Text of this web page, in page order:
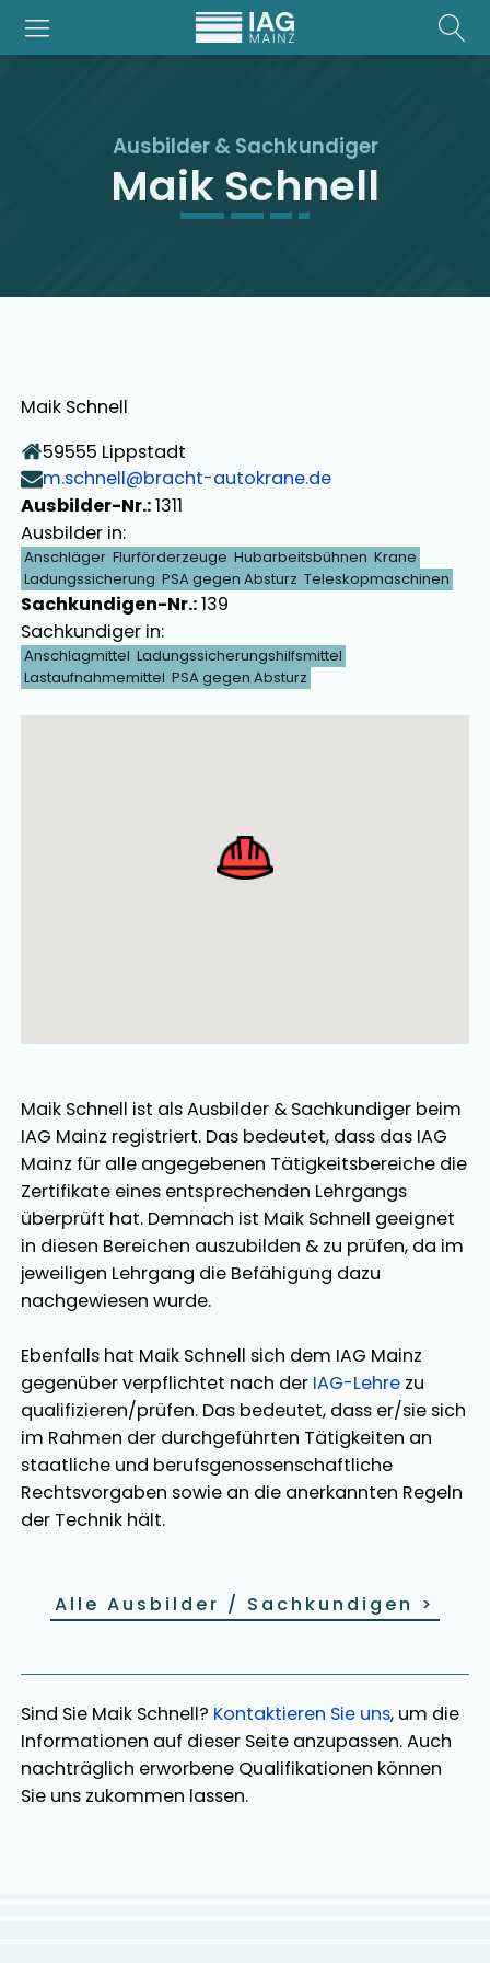
Ausbilder& Sachkundiger
Maik Schnell
Maik Schnell
59555 Lippstadt
m.schnell@bracht-autokrane.de
Ausbilder-Nr.:1311
Ausbilder in:
Anschläger Flurförderzeuge Hubarbeitsbühnen Krane
Ladungssicherung PSA gegen Absturz Teleskopmaschinen
Sachkundigen-Nr.:139
Sachkundiger in:
Anschlagmittel Ladungssicherungshilfsmittel
Lastaufnahmemittel PSA gegen Absturz
Maik Schnell ist alsAusbilder & Sachkundiger beim
IAG Mainz registriert. Das bedeutet, dass das IAG
Mainz für alle angegebenen Tätigkeitsbereiche die
Zertifikate eines entsprechenden Lehrgangs
überprüft hat. Demnach ist Maik Schnell geeignet
in diesen Bereichen auszubilden & zu prüfen, da im
jeweiligen Lehrgang die Befähigung dazu
nachgewiesen wurde.
Ebenfalls hat Maik Schnell sich dem IAG Mainz
gegenüber verpflichtet nach der IAG-Lehre zu
qualifizieren/prüfen. Das bedeutet, dass er/sie sich
im Rahmen der durchgeführten Tätigkeiten an
staatliche und berufsgenossenschaftliche
Rechtsvorgaben sowie an die anerkannten Regeln
der Technik hält.
Alle Ausbilder / Sachkundigen >
Sind Sie Maik Schnell? Kontaktieren Sie uns, um die
Informationen auf dieser Seite anzupassen. Auch
nachträglich erworbene Qualifikationen können
Sie uns zukommen lassen.